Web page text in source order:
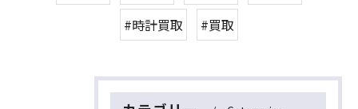
#時計買取
#買取